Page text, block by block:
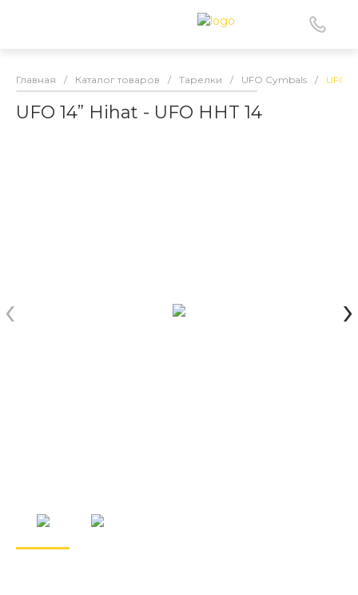
Главная / Каталог товаров / Тарелки / UFO Cymbals / UFO
UFO 14” Hihat - UFO HHT 14
‹ ›